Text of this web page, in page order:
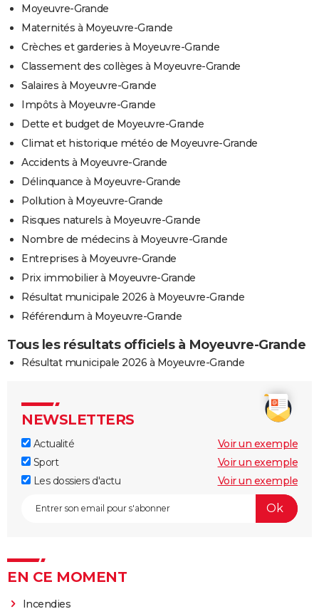
Moyeuvre-Grande
Maternités à Moyeuvre-Grande
Crèches et garderies à Moyeuvre-Grande
Classement des collèges à Moyeuvre-Grande
Salaires à Moyeuvre-Grande
Impôts à Moyeuvre-Grande
Dette et budget de Moyeuvre-Grande
Climat et historique météo de Moyeuvre-Grande
Accidents à Moyeuvre-Grande
Délinquance à Moyeuvre-Grande
Pollution à Moyeuvre-Grande
Risques naturels à Moyeuvre-Grande
Nombre de médecins à Moyeuvre-Grande
Entreprises à Moyeuvre-Grande
Prix immobilier à Moyeuvre-Grande
Résultat municipale 2026 à Moyeuvre-Grande
Référendum à Moyeuvre-Grande
Tous les résultats officiels à Moyeuvre-Grande
Résultat municipale 2026 à Moyeuvre-Grande
NEWSLETTERS
Actualité
Voir un exemple
Sport
Voir un exemple
Les dossiers d'actu
Voir un exemple
EN CE MOMENT
Incendies